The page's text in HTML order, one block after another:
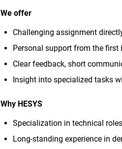
We offer
Challenging assignment
Personal support from the
Clear feedback, short
Insight into specialized tasks
Why HESYS
Specialization in technical
Long-standing experience in